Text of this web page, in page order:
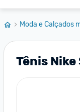
Moda e Calçados
Tênis